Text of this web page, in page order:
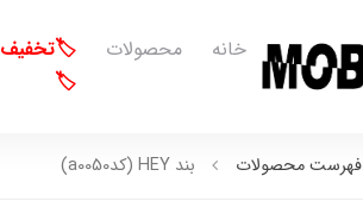
خانه محصولات
🏷️تخفیف
🏷️
فهرست محصولات بند HEY (کدa0050)